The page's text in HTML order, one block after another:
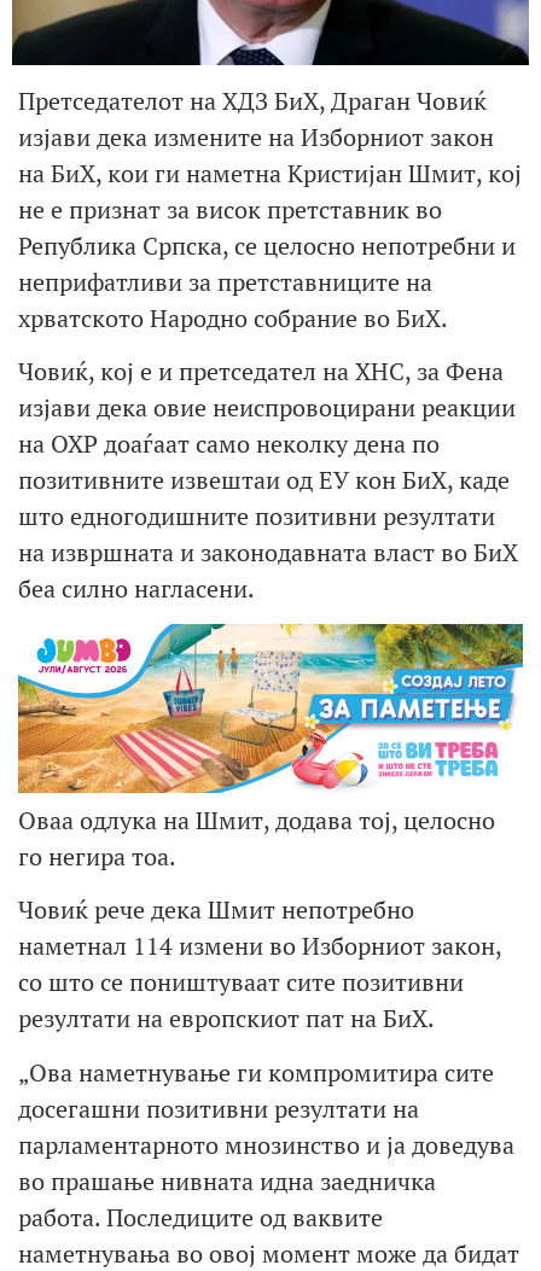
Претседателот на ХДЗ БиХ, Драган Човиќ
изјави дека измените на Изборниот закон
на БиХ, кои ги наметна Кристијан Шмит, кој
не е признат за висок претставник во
Република Српска, се целосно непотребни и
неприфатливи за претставниците на
хрватското Народно собрание во БиХ.
Човиќ, кој е и претседател на ХНС, за Фена
изјави дека овие неиспровоцирани реакции
на ОХР доаѓаат само неколку дена по
позитивните извештаи од ЕУ кон БиХ, каде
што едногодишните позитивни резултати
на извршната и законодавната власт во БиХ
беа силно нагласени.
Оваа одлука на Шмит, додава тој, целосно
го негира тоа.
Човиќ рече дека Шмит непотребно
наметнал 114 измени во Изборниот закон,
со што се поништуваат сите позитивни
резултати на европскиот пат на БиХ.
„Ова наметнување ги компромитира сите
досегашни позитивни резултати на
парламентарното мнозинство и ја доведува
во прашање нивната идна заедничка
работа. Последиците од ваквите
наметнувања во овој момент може да бидат